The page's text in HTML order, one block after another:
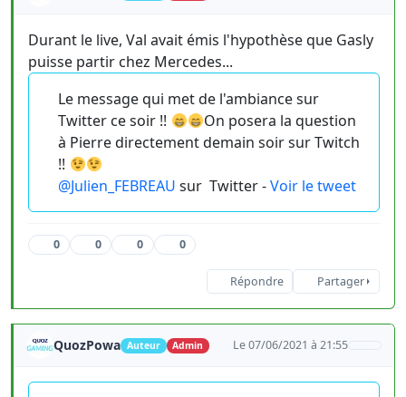
Durant le live, Val avait émis l'hypothèse que Gasly
puisse partir chez Mercedes...
Le message qui met de l'ambiance sur
Twitter ce soir !!
On posera la question
à Pierre directement demain soir sur Twitch
!!
@Julien_FEBREAU sur Twitter -Voir le tweet
0 0 0 0
Répondre Partager
QuozPowa Auteur Admin Le 07/06/2021 à 21:55